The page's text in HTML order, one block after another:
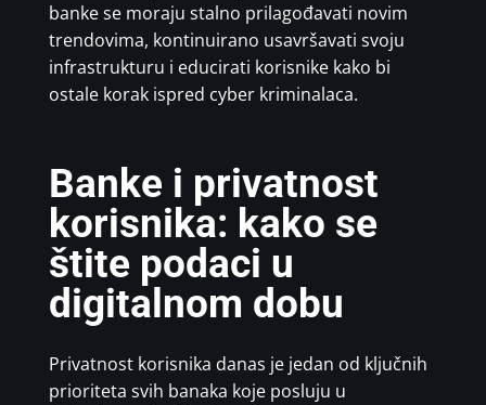
banke se moraju stalno prilagođavati novim
trendovima, kontinuirano usavršavati svoju
infrastrukturu i educirati korisnike kako bi
ostale korak ispred cyber kriminalaca.
Banke i privatnost
korisnika: kako se
štite podaci u
digitalnom dobu
Privatnost korisnika danas je jedan od ključnih
prioriteta svih banaka koje posluju u